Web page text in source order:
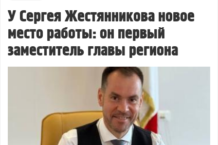
У Сергея Жестянникова новое
место работы: он первый
заместитель главы региона